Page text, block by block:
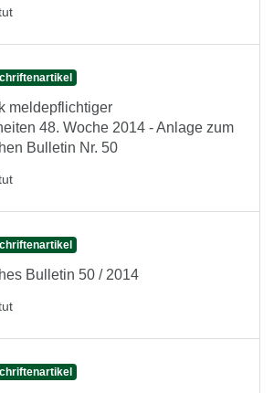
meldepflichtiger
48. Woche 2014 - Anlage zum
Bulletin Nr. 50
Bulletin 50 / 2014